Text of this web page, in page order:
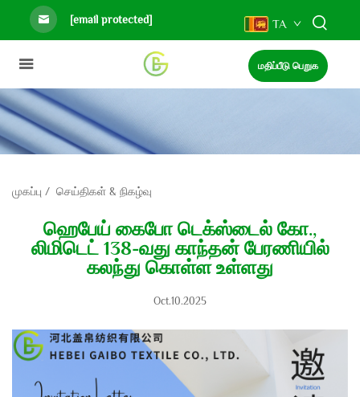
[email protected] TA
மதிப்பீடு பெறுக
முகப்பு / செய்திகள் & நிகழ்வு
ஹெபேய் கைபோ டெக்ஸ்டைல் கோ.,
லிமிடெட் 138-வது காந்தன் பேரணியில்
கலந்து கொள்ள உள்ளது
Oct.10.2025